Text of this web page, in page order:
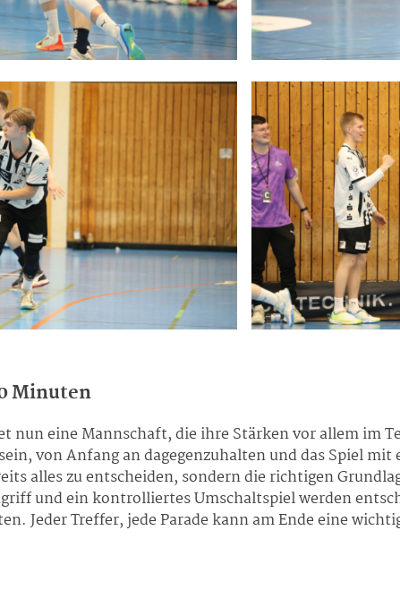
Minuten
nun eine Mannschaft, die ihre Stärken vor allem im
von Anfang an dagegenzuhalten und das Spiel
alles zu entscheiden, sondern die richtigen
und ein kontrolliertes Umschaltspiel werden
Jeder Treffer, jede Parade kann am Ende eine